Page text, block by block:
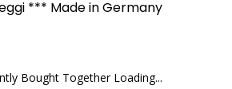
*** Made in Germany
Bought Together Loading...